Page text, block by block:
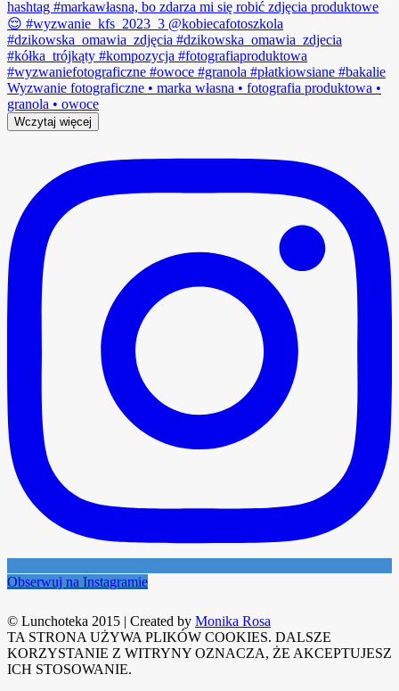
Wczytaj więcej
Obserwuj na Instagramie
© Lunchoteka 2015 | Created by Monika Rosa
TA STRONA UŻYWA PLIKÓW COOKIES. DALSZE
KORZYSTANIE Z WITRYNY OZNACZA, ŻE AKCEPTUJESZ
ICH STOSOWANIE.